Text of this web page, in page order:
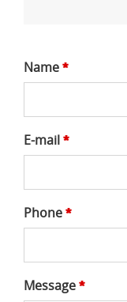
Name *
E-mail *
Phone *
Message *